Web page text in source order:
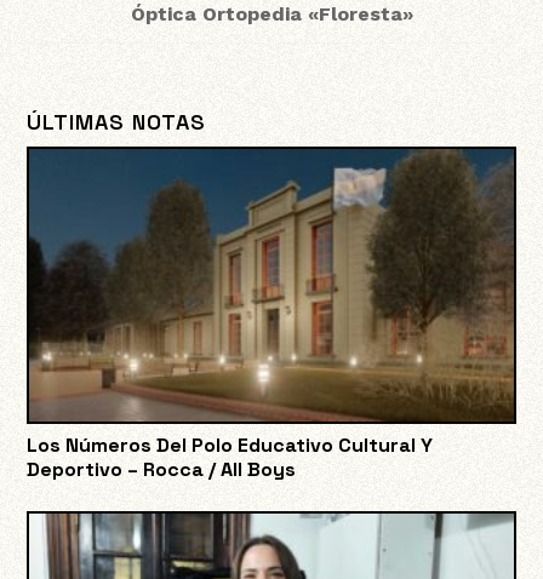
Óptica Ortopedia «Floresta»
ÚLTIMAS NOTAS
Los Números Del Polo Educativo Cultural Y
Deportivo – Rocca / All Boys